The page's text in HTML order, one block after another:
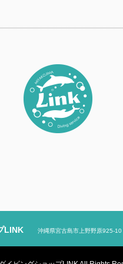
LINK 沖縄県宮古島市上野野原925-10